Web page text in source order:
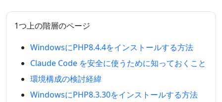
1つ上の階層のページ
WindowsにPHP8.4.4をインストールする方法
Claude Code を安全に使うために知っておくこと
環境構成の検討経緯
WindowsにPHP8.3.30をインストールする方法